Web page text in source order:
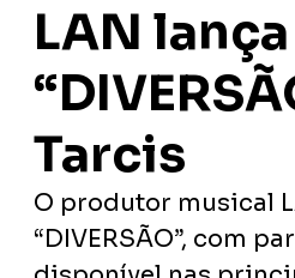
LAN
Tarcis
O produtor musical
“DIVERSÃO”, com